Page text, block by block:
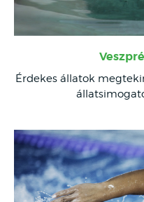
Érdekes állatok